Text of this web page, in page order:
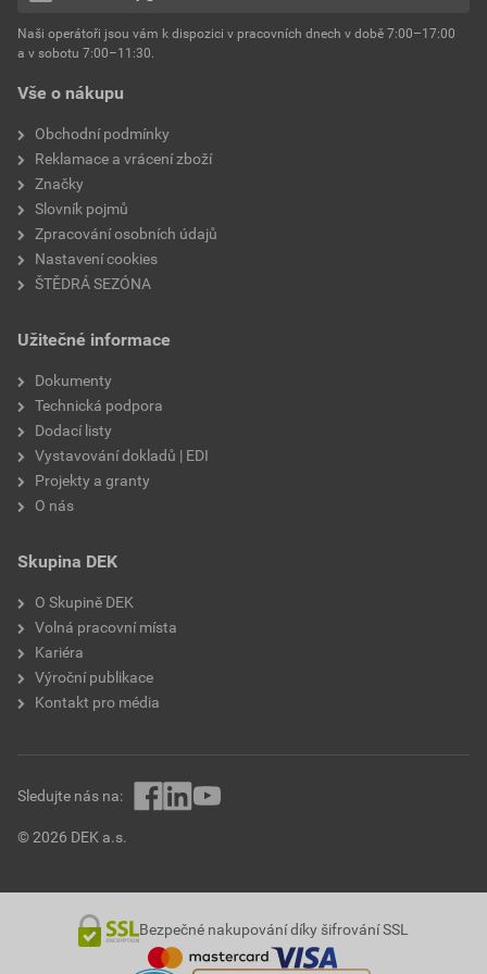
Environmentální prohlášení výrobku
Stáhnout
Velikost
hmotnost 25 kg
typ výrobku
faktor difuzního odporu
Vše o nákupu
Obchodní podmínky
Reklamace a vrácení zboží
Značky
Slovník pojmů
Zpracování osobních údajů
Nastavení cookies
ŠTĚDRÁ SEZÓNA
Užitečné informace
Dokumenty
Technická podpora
Dodací listy
Vystavování dokladů | EDI
Projekty a granty
O nás
Skupina DEK
O Skupině DEK
Volná pracovní místa
Kariéra
Výroční publikace
Kontakt pro média
Naši operátoři jsou vám k dispozici v pracovních dnech v době 7:00–17:00
a v sobotu 7:00–11:30.
© 2026 DEK a.s.
Sledujte nás na:
Bezpečné nakupování díky šifrování SSL